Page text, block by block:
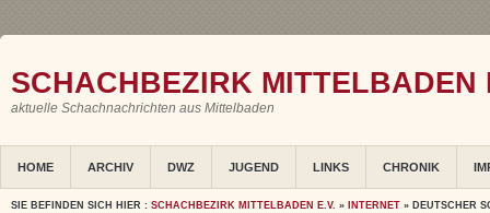
SCHACHBEZIRK MITTELBADEN
aktuelle Schachnachrichten aus Mittelbaden
HOME ARCHIV DWZ JUGEND LINKS CHRONIK
SIE BEFINDEN SICH HIER : SCHACHBEZIRK MITTELBADEN E.V. » INTERNET » DEUTSCHER